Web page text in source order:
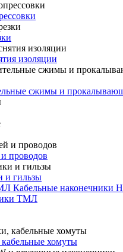
изоляции
сжимы и
проводов
и гильзы
Кабельные наконечники
ТМЛ
хомуты